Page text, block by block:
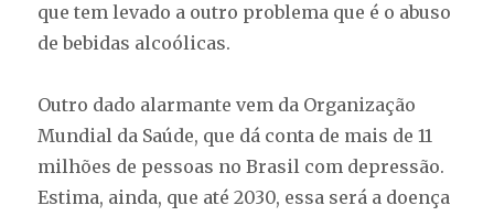
que tem levado a outro problema que é o abuso
de bebidas alcoólicas.
Outro dado alarmante vem da Organização
Mundial da Saúde, que dá conta de mais de 11
milhões de pessoas no Brasil com depressão.
Estima, ainda, que até 2030, essa será a doença